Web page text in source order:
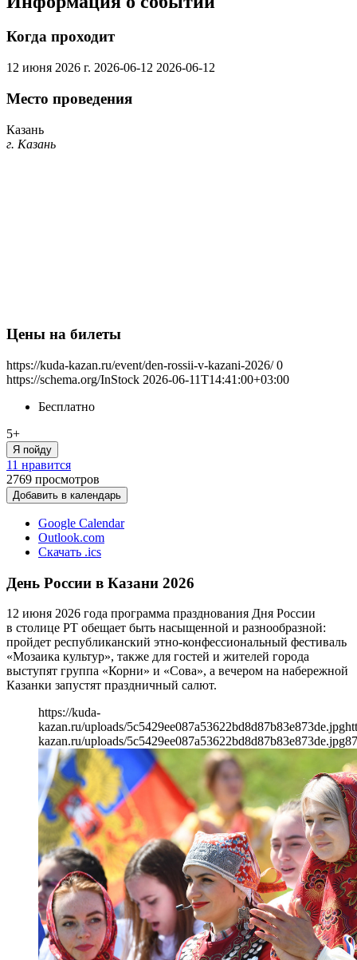
Когда проходит
12 июня 2026 г. 2026-06-12 2026-06-12
Место проведения
Казань
г. Казань
Цены на билеты
https://kuda-kazan.ru/event/den-rossii-v-kazani-2026/ 0
https://schema.org/InStock 2026-06-11T14:41:00+03:00
Бесплатно
5+
Я пойду
11 нравится
2769 просмотров
Добавить в календарь
Google Calendar
Outlook.com
Скачать .ics
День России в Казани 2026
12 июня 2026 года программа празднования Дня России
в столице РТ обещает быть насыщенной и разнообразной:
пройдет республиканский этно-конфессиональный фестиваль
«Мозаика культур», также для гостей и жителей города
выступят группа «Корни» и «Сова», а вечером на набережной
Казанки запустят праздничный салют.
https://kuda-
kazan.ru/uploads/5c5429ee087a53622bd8d87b83e873de.jpg
kazan.ru/uploads/5c5429ee087a53622bd8d87b83e873de.jpg